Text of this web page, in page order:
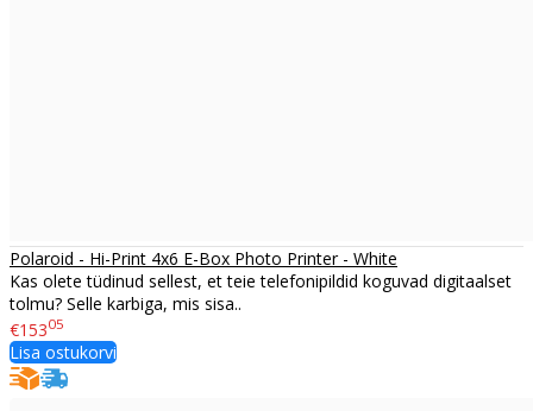
Polaroid - Hi-Print 4x6 E-Box Photo Printer - White
Kas olete tüdinud sellest, et teie telefonipildid koguvad digitaalset
tolmu? Selle karbiga, mis sisa..
€15305
Lisa ostukorvi